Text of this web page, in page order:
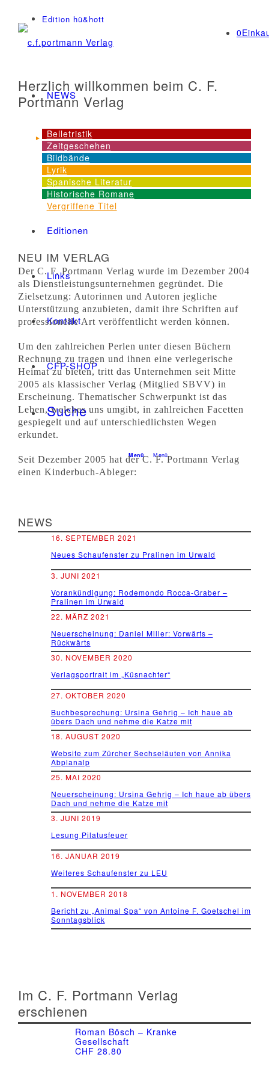
Edition hü&hott
0
NEWS
Dienstleistungen
Angebot
Editionen
Links
Kontakt
CFP-SHOP
Suche
Menü Menü
Herzlich willkommen beim C. F.
Portmann Verlag
Belletristik
Zeitgeschehen
Bildbände
Lyrik
Spanische Literatur
Historische Romane
Vergriffene Titel
NEU IM VERLAG
Der C. F. Portmann Verlag wurde im Dezember 2004
als Dienstleistungsunternehmen gegründet. Die
Zielsetzung: Autorinnen und Autoren jegliche
Unterstützung anzubieten, damit ihre Schriften auf
professionelle Art veröffentlicht werden können.
Um den zahlreichen Perlen unter diesen Büchern
Rechnung zu tragen und ihnen eine verlegerische
Heimat zu bieten, tritt das Unternehmen seit Mitte
2005 als klassischer Verlag (Mitglied SBVV) in
Erscheinung. Thematischer Schwerpunkt ist das
Leben, welches uns umgibt, in zahlreichen Facetten
gespiegelt und auf unterschiedlichsten Wegen
erkundet.
Seit Dezember 2005 hat der C. F. Portmann Verlag
einen Kinderbuch-Ableger:
NEWS
16. SEPTEMBER 2021
Neues Schaufenster zu Pralinen im Urwald
3. JUNI 2021
Vorankündigung: Rodemondo Rocca-Graber –
Pralinen im Urwald
22. MÄRZ 2021
Neuerscheinung: Daniel Miller: Vorwärts –
Rückwärts
30. NOVEMBER 2020
Verlagsportrait im „Küsnachter“
27. OKTOBER 2020
Buchbesprechung: Ursina Gehrig – Ich haue ab
übers Dach und nehme die Katze mit
18. AUGUST 2020
Website zum Zürcher Sechseläuten von Annika
Abplanalp
25. MAI 2020
Neuerscheinung: Ursina Gehrig – Ich haue ab übers
Dach und nehme die Katze mit
3. JUNI 2019
Lesung Pilatusfeuer
16. JANUAR 2019
Weiteres Schaufenster zu LEU
1. NOVEMBER 2018
Bericht zu „Animal Spa“ von Antoine F. Goetschel im
Sonntagsblick
Im C. F. Portmann Verlag
erschienen
Roman Bösch – Kranke
Gesellschaft
CHF 28.80